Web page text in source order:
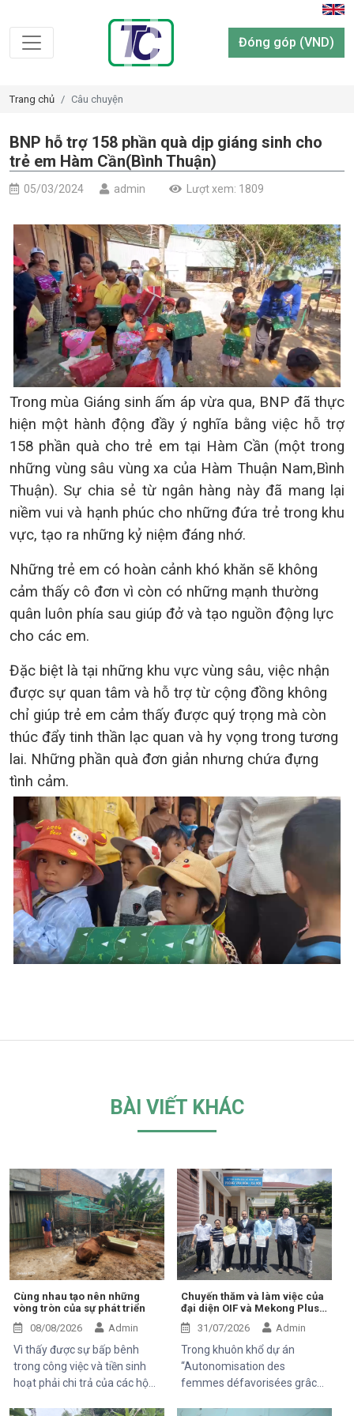
Đóng góp (VND)
Trang chủ Câu chuyện
BNP hỗ trợ 158 phần quà dịp giáng sinh cho
trẻ em Hàm Cần(Bình Thuận)
05/03/2024 admin Lượt xem: 1809
Trong mùa Giáng sinh ấm áp vừa qua, BNP đã thực
hiện một hành động đầy ý nghĩa bằng việc hỗ trợ
158 phần quà cho trẻ em tại Hàm Cần (một trong
những vùng sâu vùng xa của Hàm Thuận Nam,Bình
Thuận). Sự chia sẻ từ ngân hàng này đã mang lại
niềm vui và hạnh phúc cho những đứa trẻ trong khu
vực, tạo ra những kỷ niệm đáng nhớ.
Những trẻ em có hoàn cảnh khó khăn sẽ không
cảm thấy cô đơn vì còn có những mạnh thường
quân luôn phía sau giúp đở và tạo nguồn động lực
cho các em.
Đặc biệt là tại những khu vực vùng sâu, việc nhận
được sự quan tâm và hỗ trợ từ cộng đồng không
chỉ giúp trẻ em cảm thấy được quý trọng mà còn
thúc đẩy tinh thần lạc quan và hy vọng trong tương
lai. Những phần quà đơn giản nhưng chứa đựng
tình cảm.
BÀI VIẾT KHÁC
Cùng nhau tạo nên những
vòng tròn của sự phát triển
08/08/2026
Admin
Vì thấy được sự bấp bênh
trong công việc và tiền sinh
hoạt phải chi trả của các hộ
Chuyến thăm và làm việc của
đại diện OIF và Mekong Plus
tại cộng đồng dự án
31/07/2026 Admin
Trong khuôn khổ dự án
“Autonomisation des
femmes défavorisées grâce